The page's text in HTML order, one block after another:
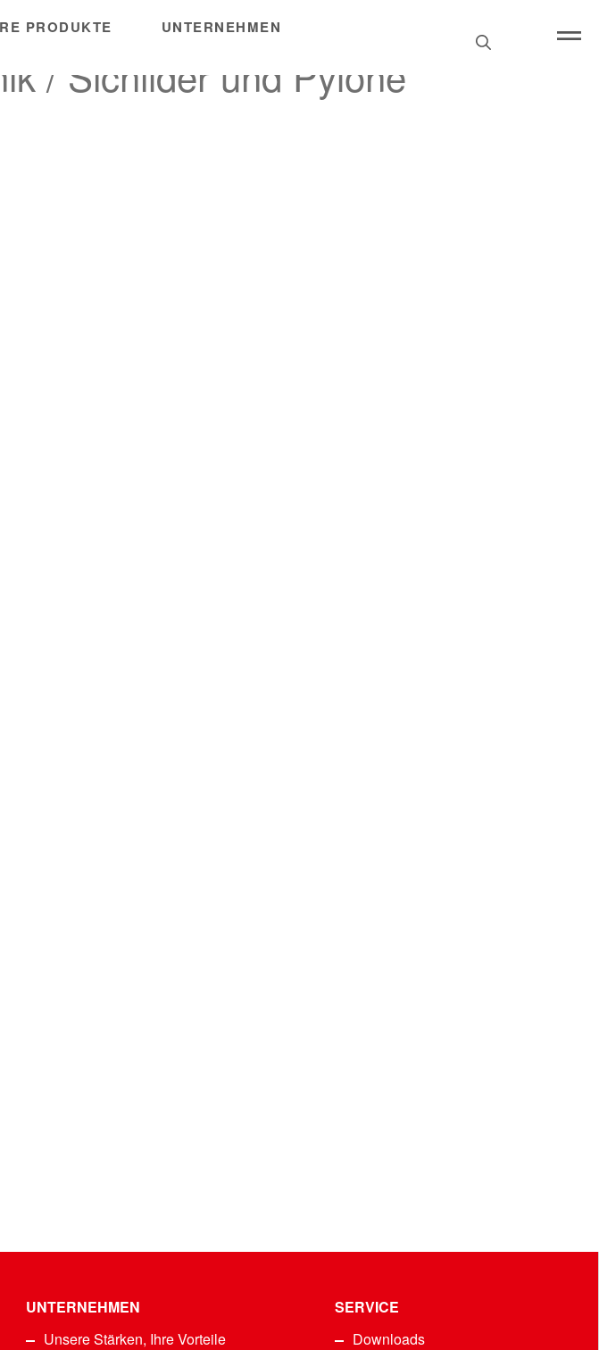
PRODUKTE
UNTERNEHMEN
Search
/ Sichilder und Pylone
UNTERNEHMEN
Unsere Stärken, Ihre Vorteile
SERVICE
Downloads